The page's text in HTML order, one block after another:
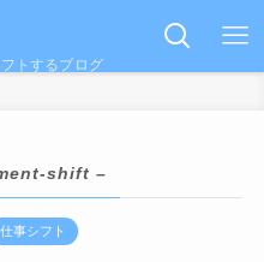
トするブログ
shift –
仕事シフト